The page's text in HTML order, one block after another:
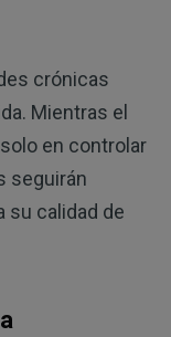
crónicas
Mientras el
en controlar
seguirán
su calidad de